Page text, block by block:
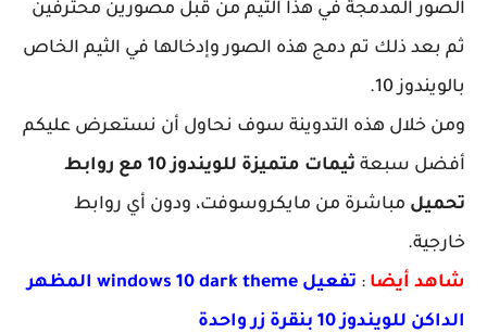
الصور المدمجة في هذا الثيم من قبل مصورين محترفين
ثم بعد ذلك تم دمج هذه الصور وإدخالها في الثيم الخاص
بالويندوز 10.
ومن خلال هذه التدوينة سوف نحاول أن نستعرض عليكم
أفضل سبعة
ثيمات متميزة للويندوز 10 مع روابط
تحميل مباشرة من مايكروسوفت، ودون أي روابط
خارجية.
شاهد أيضا :
تفعيل windows 10 dark theme المظهر
الداكن للويندوز 10 بنقرة زر واحدة